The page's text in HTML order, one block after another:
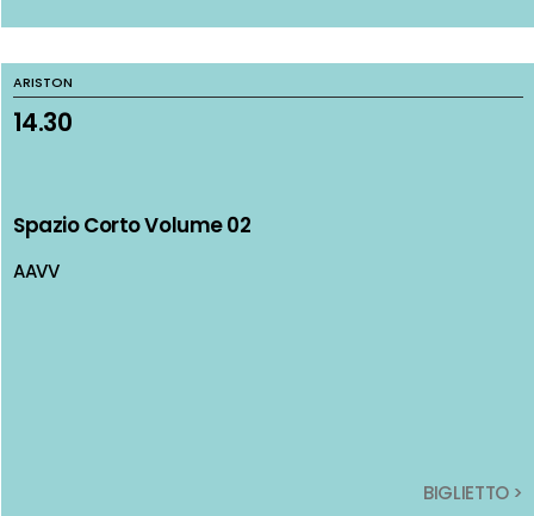
ARISTON
14.30
Spazio Corto Volume 02
AAVV
BIGLIETTO >
ARISTON
14.30
Spazio Corto Volume 02
AAVV
BIGLIETTO >